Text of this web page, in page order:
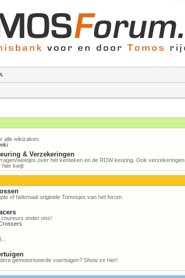
alle wikizaken.
& Verzekeringen
weetjes over het kenteken en de RDW keuring. Ook verzekeringen
hier kwijt
of helemaal originele Tomosjes van het forum.
onder ons!
gemotoriseerde voertuigen? Show ze hier!